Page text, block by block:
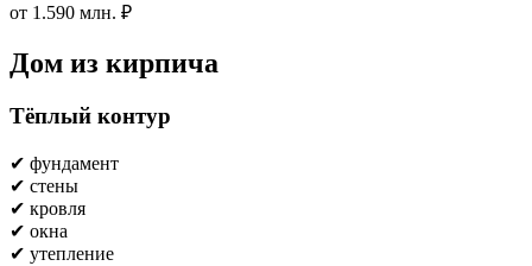
от 1.590 млн. ₽
Дом из кирпича
Тёплый контур
✔ фундамент
✔ стены
✔ кровля
✔ окна
✔ утепление